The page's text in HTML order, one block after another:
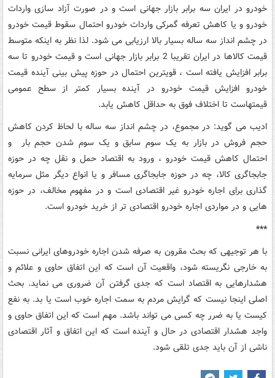
خودرو در ایران سه برابر بازار جهانی است و در صورت آزاد سازی واردات
خودرو و یا کاهش تعرفه گمرکی واردات خودرو احتمال سقوط قیمت خودرو
در چشم انداز سه ساله بسیار بالا ارزیابی می شود. لذا نظر به اینکه متوسط
قیمت کالاها در ایران تقریبا 2 برابر بازار جهانی است و قیمت خودرو تا سه
برابر افزایش یافته است ، قویترین احتمال در حوزه پیش بینی آینده قیمت
خودرو افزایش قیمت خودرو در آینده بسیار کمتر از سطح عمومی
قیمتهاست تا اختلاف فوق به حداقل کاهش یابد.
ادیب می گوید: در مجموع، در چشم انداز سه ساله با لحاظ کردن کاهش
حجم فروش در بازار به یک سوم سابق و یک سوم شدن حجم بار و
احتمال کاهش قیمت خودرو ، ورود به اقتصاد حمل و نقل چه در حوزه
جابجاگری کالا، چه در حوزه جابجاگری مسافر و یا انواع دیگر مثل سرمایه
گذاری برای اجاره خودرو غیر اقتصادی است و در مفهوم مخالف، در حوزه
هایی و در مواردی اجاره خودرو اقتصادی تر از خرید خودرو است.
***
با هر توجیهی که بحث مقرون به صرفه شدن اجاره خودروهای ایرانی نسبت
به خارجی نگریسته شود، واقعیت آن است که این اتفاق حاوی و علائم و
هشدارهایی به اقتصاد است که جدی گرفتن آن ضروری می نماید. بحث
اصلی اینجا نیست که گرایش مردم به سمت اجاره خوب است یا بد. به نفع
کیست یا به ضرر چه کسی می تواند باشد. مهم است که این اتفاق حاوی و
واجد هشدار اقتصادی در حال و آینده است که این اتفاق و آثار اقتصادی
ناشی از آن باید جدی تلقی شود.